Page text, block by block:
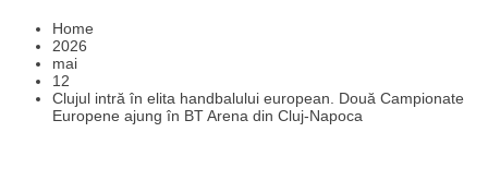
Home
2026
mai
12
Clujul intră în elita handbalului european. Două Campionate
Europene ajung în BT Arena din Cluj-Napoca